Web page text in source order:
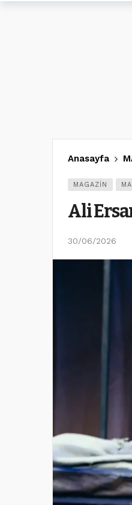
Anasayfa
MAGAZİN
Ali
30/06/2026